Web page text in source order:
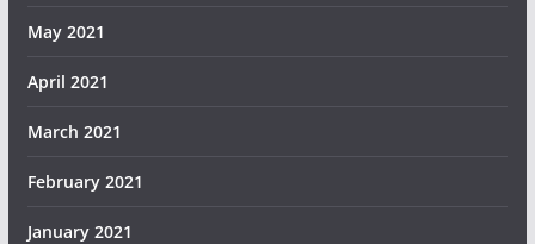
May 2021
April 2021
March 2021
February 2021
January 2021